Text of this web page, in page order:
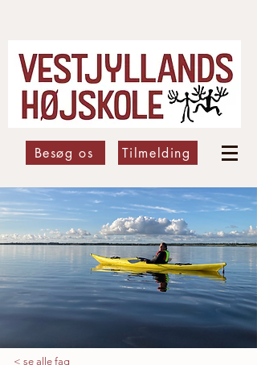
Besøg os Tilmelding
< se alle fag